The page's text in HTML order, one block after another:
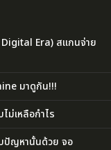
Era) สแกนจ่าย
มาดูกัน!!!
ม่เหลือกำไร
บปัญหานั้นด้วย จอ